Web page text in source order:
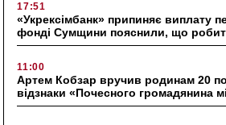
17:51
«Укрексімбанк» припиняє виплату
фонді Сумщини пояснили, що
11:00
Артем Кобзар вручив родинам 20
відзнаки «Почесного громадянина